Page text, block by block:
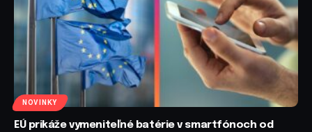
NOVINKY
EÚ prikáže vymeniteľné batérie v smartfónoch od